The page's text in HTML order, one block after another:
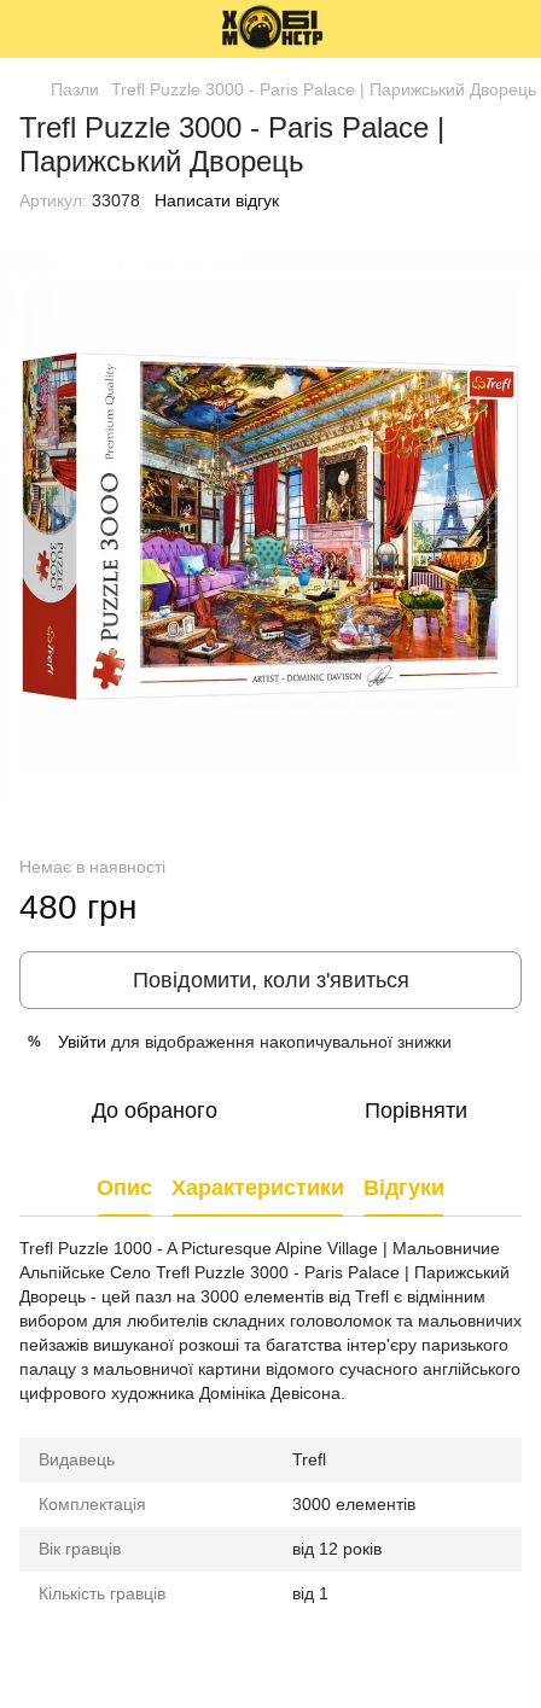
Пазли Trefl Puzzle 3000 - Paris Palace | Парижський Дворець
Trefl Puzzle 3000 - Paris Palace |
Парижський Дворець
Артикул: 33078 Написати відгук
Немає в наявності
480 грн
Повідомити, коли з'явиться
% Увійти для відображення накопичувальної знижки
До обраного Порівняти
Опис Характеристики Відгуки
Trefl Puzzle 1000 - A Picturesque Alpine Village | Мальовничие
Альпійське Село Trefl Puzzle 3000 - Paris Palace | Парижський
Дворець - цей пазл на 3000 елементів від Trefl є відмінним
вибором для любителів складних головоломок та мальовничих
пейзажів вишуканої розкоші та багатства інтер'єру паризького
палацу з мальовничої картини відомого сучасного англійського
цифрового художника Домініка Девісона.
Видавець Trefl
Комплектація 3000 елементів
Вік гравців від 12 років
Кількість гравців від 1